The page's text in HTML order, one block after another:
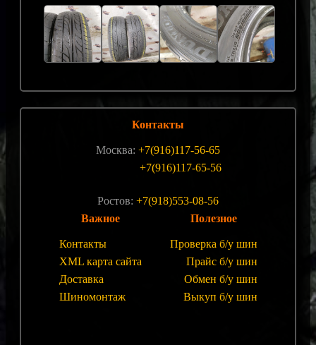
Контакты
Москва: +7(916)117-56-65
+7(916)117-65-56
Ростов: +7(918)553-08-56
Важное
Контакты
XML карта сайта
Доставка
Шиномонтаж
Полезное
Проверка б/у шин
Прайс б/у шин
Обмен б/у шин
Выкуп б/у шин